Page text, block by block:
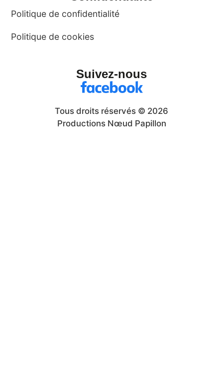
Politique de confidentialité
Politique de cookies
Suivez-nous
Tous droits réservés © 2026
Productions Nœud Papillon